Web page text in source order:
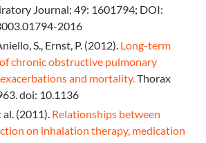
Journal; 49: 1601794; DOI:
2016
S., Ernst, P. (2012). Long-term
chronic obstructive pulmonary
and mortality.Thorax
doi: 10.1136
al. (2011). Relationships between
on inhalation therapy, medication